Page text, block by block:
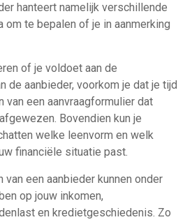
hanteert namelijk verschillende
om te bepalen of je in aanmerking
of je voldoet aan de
de aanbieder, voorkom je dat je tijd
van een aanvraagformulier dat
Bovendien kun je
welke leenvorm en welk
financiële situatie past.
een aanbieder kunnen onder
op jouw inkomen,
en kredietgeschiedenis. Zo